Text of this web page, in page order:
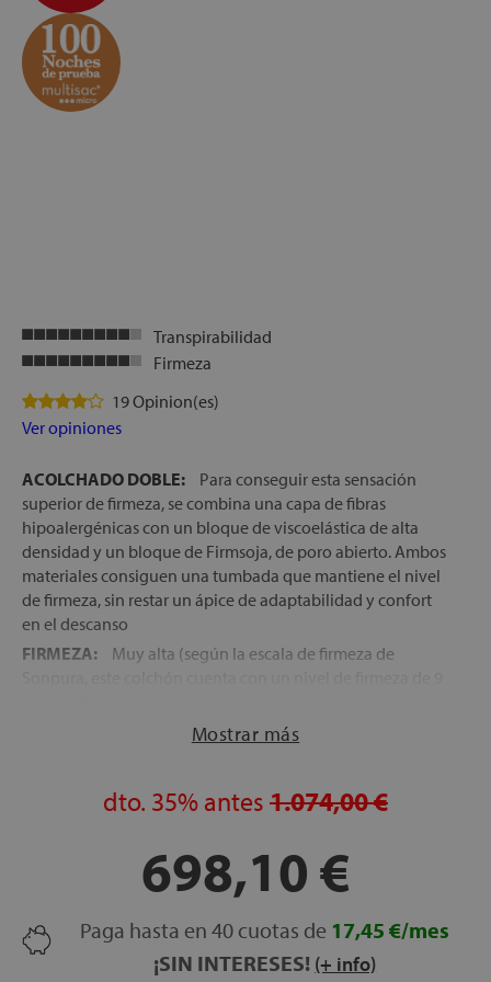
Transpirabilidad
Firmeza
19 Opinion(es)
Ver opiniones
ACOLCHADO DOBLE:
Para conseguir esta sensación
superior de firmeza, se combina una capa de fibras
hipoalergénicas con un bloque de viscoelástica de alta
densidad y un bloque de Firmsoja, de poro abierto. Ambos
materiales consiguen una tumbada que mantiene el nivel
de firmeza, sin restar un ápice de adaptabilidad y confort
en el descanso
FIRMEZA:
Muy alta (según la escala de firmeza de
Bloque de muelles ensacados Multisac® Micro,
diámetro de sus muelles embolsados, que al ser más
cuerpo, proporcionando una gran relajación en la
tumbada así como una correcta alineación de la columna
en cualquier posición de descanso
TEJIDO CON VISCOSA:
El tejido exterior del colchón en
este modelo, cambia con respecto al modelo anterior. En
Mostrar más
dto. 35% antes 1.074,00 €
698,10 €
Paga hasta en 40 cuotas de 17,45 €/mes
¡SIN INTERESES! (+ info)